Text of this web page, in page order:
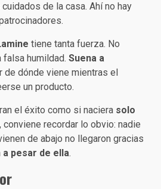
de la casa. Ahí no hay
tiene tanta fuerza. No
falsa humildad. Suena a
de dónde viene mientras el
un producto.
el éxito como si naciera solo
, conviene recordar lo obvio: nadie
de abajo no llegaron gracias
a pesar de ella.